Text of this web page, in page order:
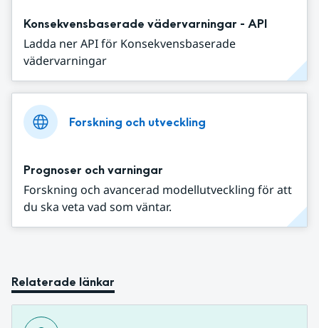
Konsekvensbaserade vädervarningar - API
Ladda ner API för Konsekvensbaserade
vädervarningar
Forskning och utveckling
Prognoser och varningar
Forskning och avancerad modellutveckling för att
du ska veta vad som väntar.
Relaterade länkar